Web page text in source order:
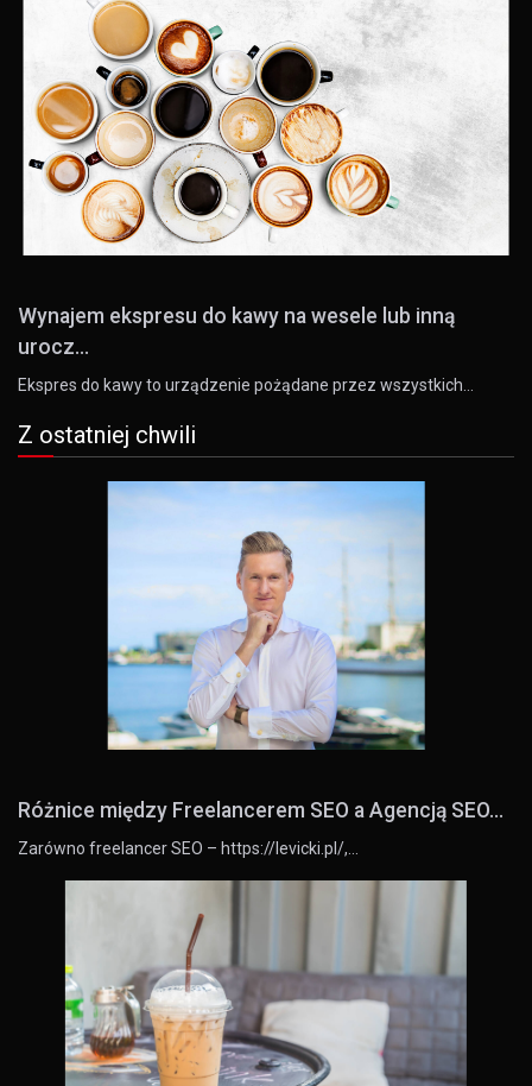
Wynajem ekspresu do kawy na wesele lub inną
urocz...
Ekspres do kawy to urządzenie pożądane przez wszystkich…
Z ostatniej chwili
Różnice między Freelancerem SEO a Agencją SEO...
Zarówno freelancer SEO – https://levicki.pl/,…